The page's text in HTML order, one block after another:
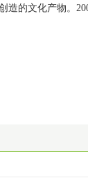
造的文化产物。